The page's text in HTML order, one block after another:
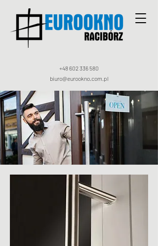
+48 602 336 580
biuro@eurookno.com.pl